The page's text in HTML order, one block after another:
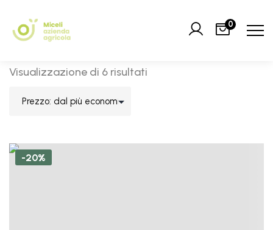
0
Visualizzazione di 6 risultati
-20%